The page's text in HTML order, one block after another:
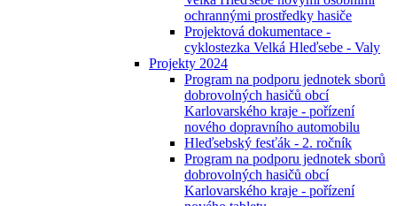
ochrannými prostředky hasiče
Projektová dokumentace -
cyklostezka Velká Hleďsebe - Valy
Projekty 2024
Program na podporu jednotek sborů
dobrovolných hasičů obcí
Karlovarského kraje - pořízení
nového dopravního automobilu
Hleďsebský fesťák - 2. ročník
Program na podporu jednotek sborů
dobrovolných hasičů obcí
Karlovarského kraje - pořízení